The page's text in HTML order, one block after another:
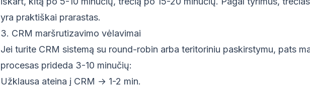
yra praktiškai prarastas.
3. CRM maršrutizavimo vėlavimai
Jei turite CRM sistemą su round-robin arba teritoriniu paskirstymu, pats
procesas prideda 3-10 minučių:
Užklausa ateina į CRM → 1-2 min.